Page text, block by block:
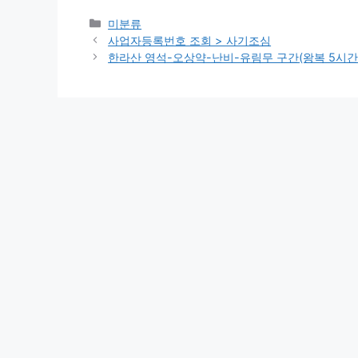
Categories
미분류
사업자등록번호 조회 > 사기조심
한라산 영석-오상약-난비-유림무 구간(왕복 5시